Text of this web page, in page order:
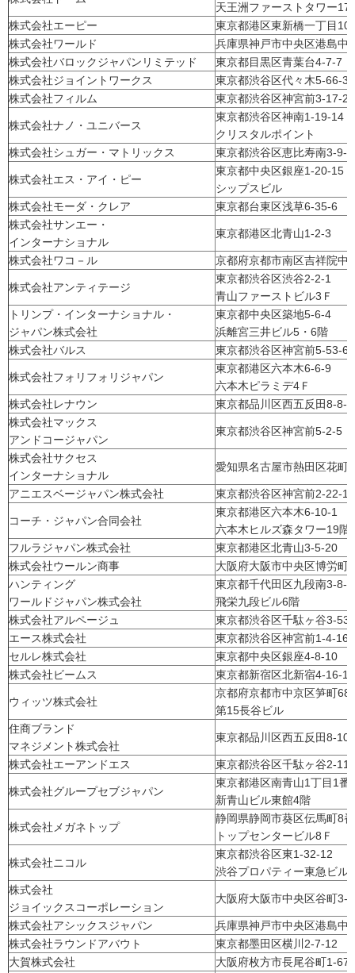
天王洲ファーストタワー17
株式会社エーピー
東京都港区東新橋一丁目10
株式会社ワールド
兵庫県神戸市中央区港島中
株式会社バロックジャパンリミテッド
東京都目黒区青葉台4-7-7
株式会社ジョイントワークス
東京都渋谷区代々木5-66-3
株式会社フィルム
東京都渋谷区神宮前3-17-22
株式会社ナノ・ユニバース
東京都渋谷区神南1-19-14
クリスタルポイント
株式会社シュガー・マトリックス
東京都渋谷区恵比寿南3-9-
株式会社エス・アイ・ピー
東京都中央区銀座1-20-15
シップスビル
株式会社モーダ・クレア
東京都台東区浅草6-35-6
株式会社サンエー・
インターナショナル
東京都港区北青山1-2-3
株式会社ワコ－ル 京都府京都市南区吉祥院中
株式会社アンティテージ
東京都渋谷区渋谷2-2-1
青山ファーストビル3Ｆ
トリンプ・インターナショナル・
ジャパン株式会社
東京都中央区築地5-6-4
浜離宮三井ビル5・6階
株式会社バルス
東京都渋谷区神宮前5-53-67
株式会社フォリフォリジャパン
東京都港区六本木6-6-9
六本木ピラミデ4Ｆ
株式会社レナウン
東京都品川区西五反田8-8-
株式会社マックス
アンドコージャパン
東京都渋谷区神宮前5-2-5
株式会社サクセス
インターナショナル
愛知県名古屋市熱田区花町
アニエスベージャパン株式会社 東京都渋谷区神宮前2-22-16
コーチ・ジャパン合同会社
東京都港区六本木6-10-1
六本木ヒルズ森タワー19階
フルラジャパン株式会社
東京都港区北青山3-5-20
株式会社ウールン商事
大阪府大阪市中央区博労町
ハンティング
ワールドジャパン株式会社
東京都千代田区九段南3-
飛栄九段ビル6階
株式会社アルページュ
東京都渋谷区千駄ヶ谷3-
エース株式会社
東京都渋谷区神宮前1-4-16
セルレ株式会社
東京都中央区銀座4-8-10
株式会社ビームス
東京都新宿区北新宿4-16-
ウィッツ株式会社
京都府京都市中京区笋町
第15長谷ビル
住商ブランド
マネジメント株式会社
東京都品川区西五反田8-
株式会社エーアンドエス 東京都渋谷区千駄ヶ谷2-
株式会社グループセブジャパン
東京都港区南青山1丁目1
新青山ビル東館4階
株式会社メガネトップ
静岡県静岡市葵区伝馬町
トップセンタービル8Ｆ
株式会社ニコル
東京都渋谷区東1-32-12
渋谷プロパティー東急ビル
株式会社
ジョイックスコーポレーション
大阪府大阪市中央区谷町3-
株式会社アシックスジャパン
兵庫県神戸市中央区港島中
株式会社ラウンドアバウト
東京都墨田区横川2-7-12
大賀株式会社
大阪府枚方市長尾谷町1-